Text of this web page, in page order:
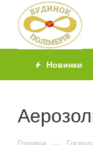
Новинки